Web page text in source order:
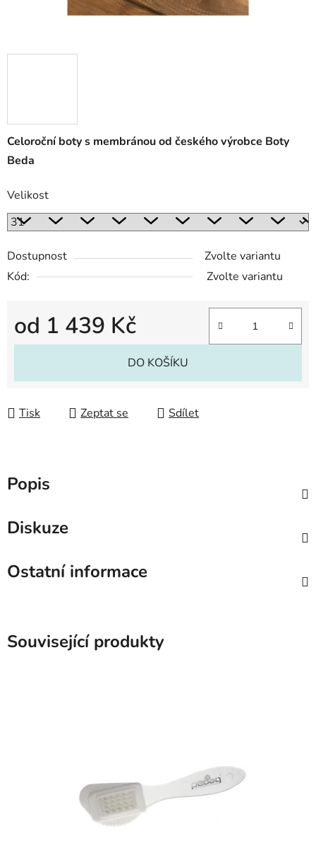
Celoroční boty s membránou od českého výrobce Boty
Beda
Velikost
Dostupnost
Zvolte variantu
Kód:
Zvolte variantu
od 1 439 Kč
Měrná cena:
DO KOŠÍKU
Tisk Zeptat se Sdílet
Popis
Diskuze
Ostatní informace
Související produkty